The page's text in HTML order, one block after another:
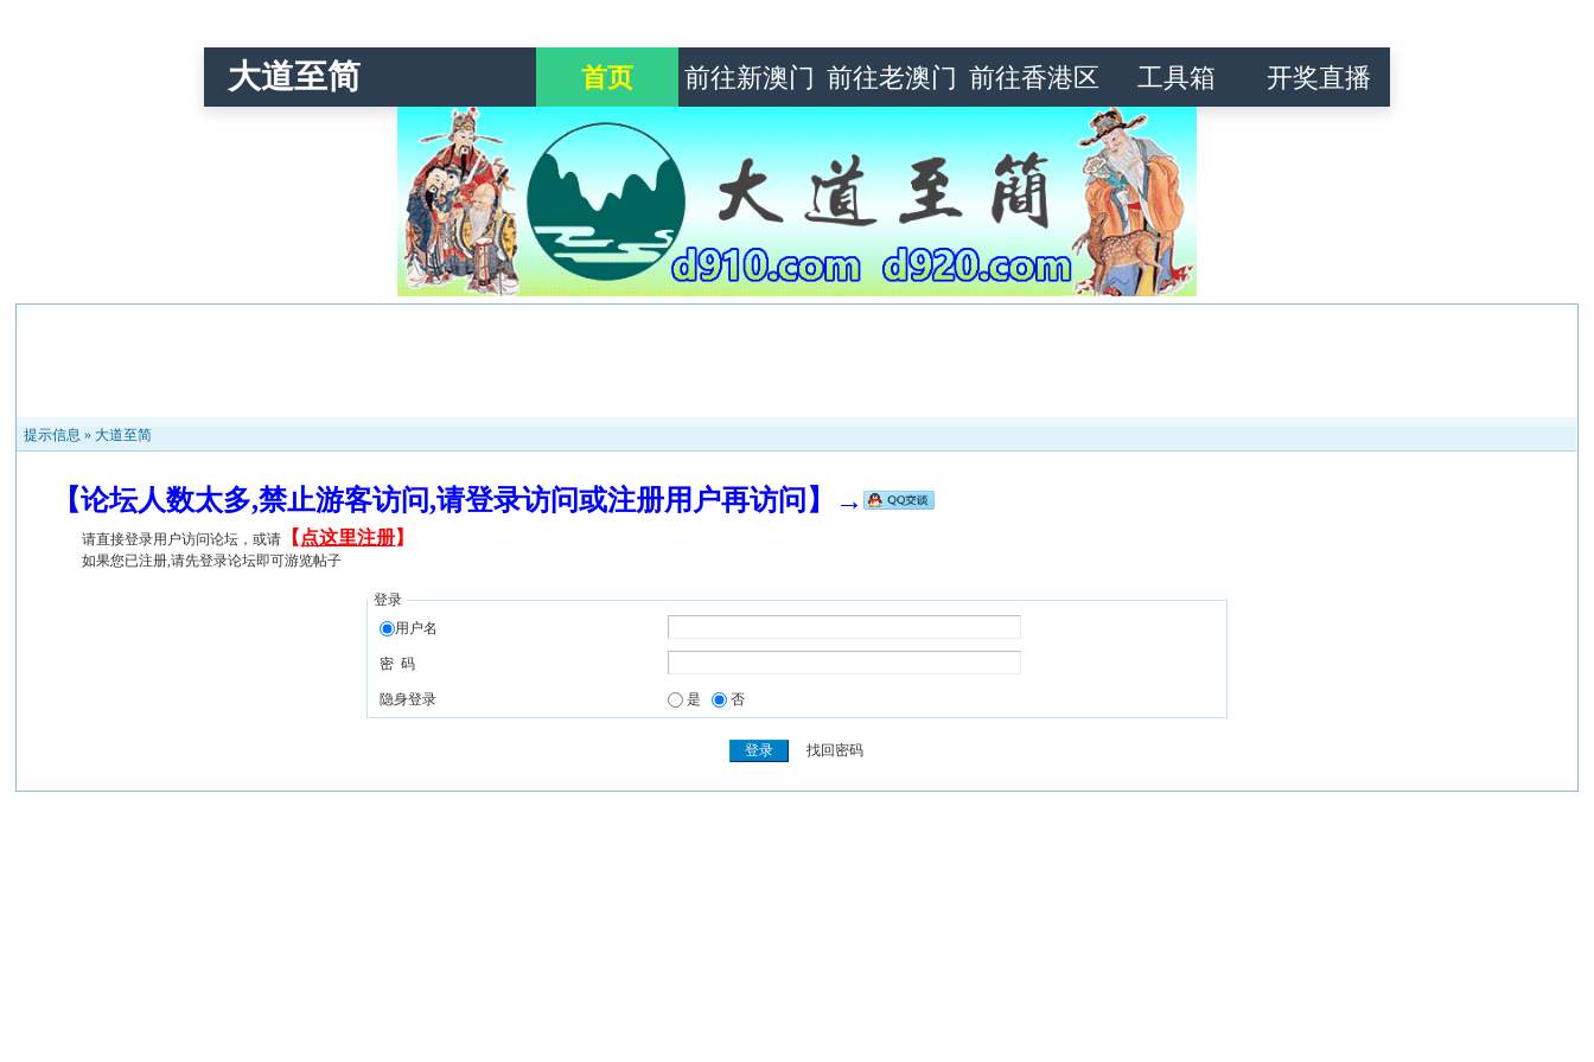
大道至简 首页 前往新澳门 前往老澳门 前往香港区 工具箱 开奖直播
提示信息 » 大道至简
【论坛人数太多,禁止游客访问,请登录访问或注册用户再访问】→
请直接登录用户访问论坛，或请 【 点这里注册】
如果您已注册,请先登录论坛即可游览帖子
登录
用户名
密 码
隐身登录 是 否
找回密码